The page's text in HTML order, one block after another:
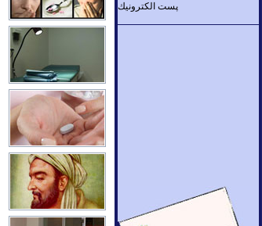
پست الكترونيك